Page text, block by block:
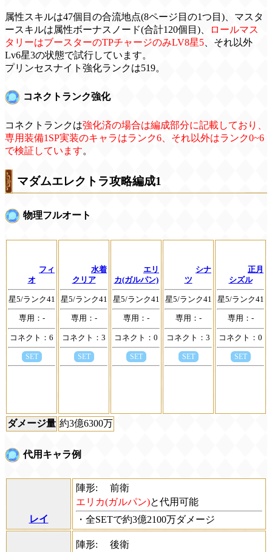
属性スキルは47個目の合流地点(8ページ目の1つ目)、マスタ
ースキルは属性ボーナスノード(合計120個目)、
ロールマス
タリーはブースターのTPチャージのみLV8星5 、それ以外
Lv6星3の状態で試行しています。
プリンセスナイト強化ランクは519。
コネクトランク強化
コネクトランクは強化済の場合は編成部分に記載しており、
専用装備1SP実装のキャラはランク6、それ以外はランク0~6
で検証しています。
マダムエレクトラ攻略編成1
物理フルオート
フィ
オ
星5/ランク41
専用：-
コネクト：6
SET
水着
クリア
星5/ランク41
専用：-
コネクト：3
SET
エリ
カ(ガルパン)
星5/ランク41
専用：-
コネクト：0
SET
シナ
ツ
星5/ランク41
専用：-
コネクト：3
SET
正月
シズル
星5/ランク41
専用：-
コネクト：0
SET
ダメージ量 約3億6300万
代用キャラ例
レイ
陣形:
前衛
エリカ(ガルパン)と代用可能
・全SETで約3億2100万ダメージ
陣形:
後衛